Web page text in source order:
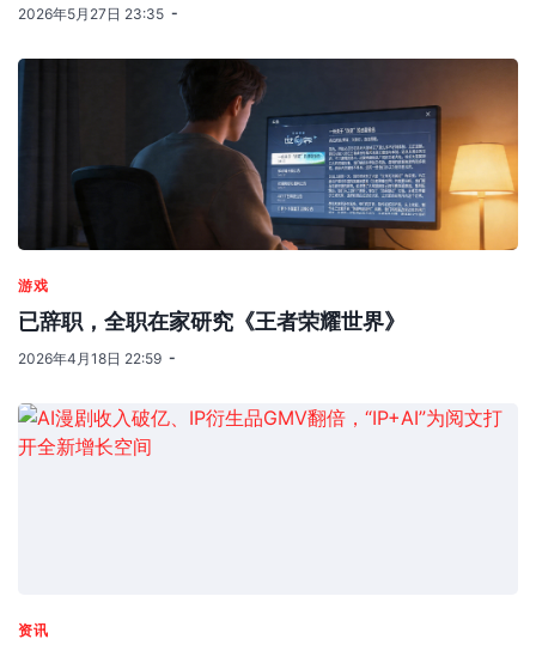
2026年5月27日 23:35
游戏
已辞职，全职在家研究《王者荣耀世界》
2026年4月18日 22:59
资讯